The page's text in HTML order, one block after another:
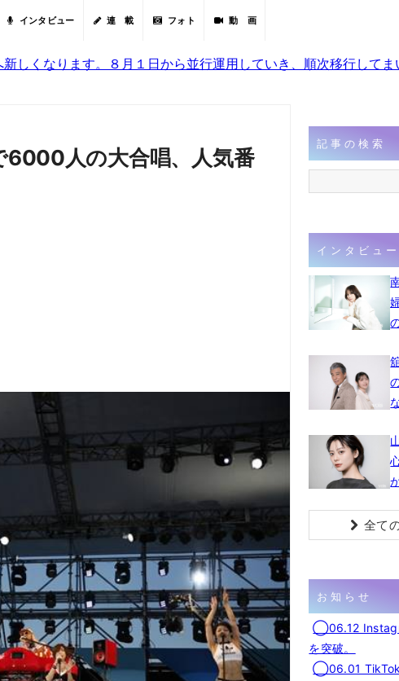
インタビュー 連 載 フォト 動 画
しくなります。８月１日から並行運用していき、順次移行してま
6000人の大合唱、人気番
記事の検索
インタビュー
全て
お知らせ
◯06.12
を突破。
◯06.01 TikTok